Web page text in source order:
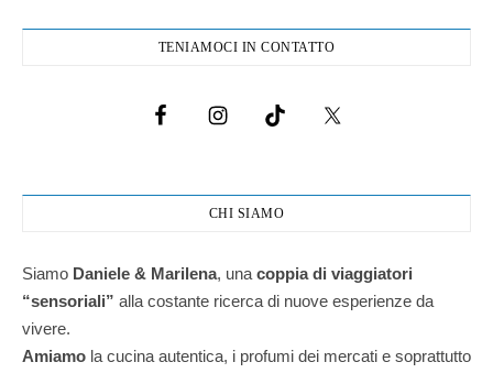
TENIAMOCI IN CONTATTO
CHI SIAMO
Siamo Daniele & Marilena, una coppia di viaggiatori
“sensoriali” alla costante ricerca di nuove esperienze da
vivere.
Amiamo la cucina autentica, i profumi dei mercati e soprattutto